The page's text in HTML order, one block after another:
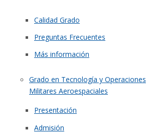
Calidad Grado
Preguntas Frecuentes
Más información
Grado en Tecnología y Operaciones
Militares Aeroespaciales
Presentación
Admisión